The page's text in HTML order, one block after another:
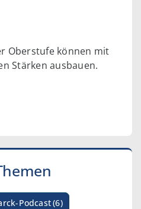
Oberstufe können mit
Stärken ausbauen.
Podcast(6)